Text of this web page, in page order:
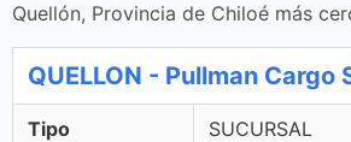
Quellón, Provincia de Chiloé más
QUELLON - Pullman Cargo
Tipo SUCURSAL